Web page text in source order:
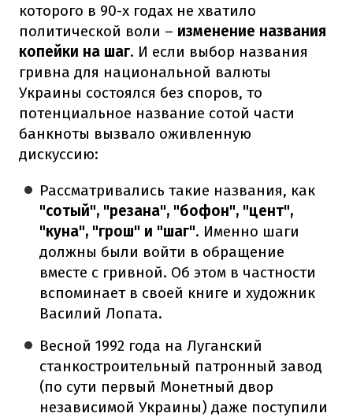
которого в 90-х годах не хватило
политической воли – изменение названия
копейки на шаг. И если выбор названия
гривна для национальной валюты
Украины состоялся без споров, то
потенциальное название сотой части
банкноты вызвало оживленную
дискуссию:
Рассматривались такие названия, как
"сотый", "резана", "бофон", "цент",
"куна", "грош" и "шаг". Именно шаги
должны были войти в обращение
вместе с гривной. Об этом в частности
вспоминает в своей книге и художник
Василий Лопата.
Весной 1992 года на Луганский
станкостроительный патронный завод
(по сути первый Монетный двор
независимой Украины) даже поступили